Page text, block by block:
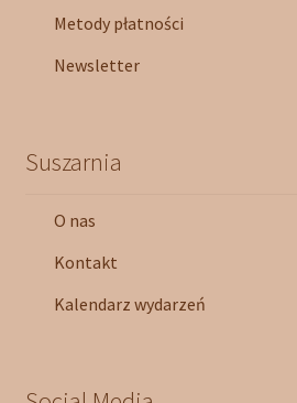
Metody płatności
Newsletter
Suszarnia
O nas
Kontakt
Kalendarz wydarzeń